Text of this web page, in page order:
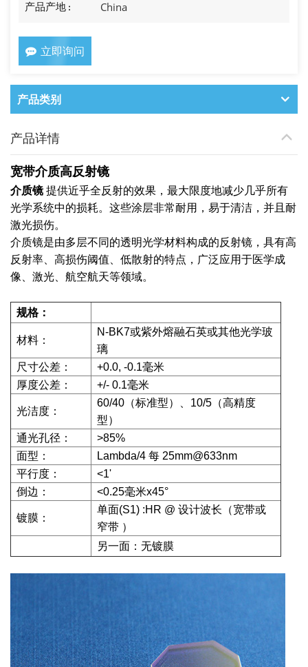
产品产地 : China
立即询问
产品类别
产品详情
宽带介质高反射镜
介质镜提供近乎全反射的效果，最大限度地减少几乎所有
光学系统中的损耗。这些涂层非常耐用，易于清洁，并且耐
激光损伤。
介质镜是由多层不同的透明光学材料构成的反射镜，具有高
反射率、高损伤阈值、低散射的特点，广泛应用于医学成
像、激光、航空航天等领域。
规格：
材料：
N-BK7或紫外熔融石英或其他光学玻
璃
尺寸公差：
+0.0, -0.1毫米
厚度公差：
+/- 0.1毫米
光洁度：
60/40（标准型）、10/5（高精度
型）
通光孔径：
>85%
面型：
Lambda/4 每 25mm@633nm
平行度：
<1'
倒边：
<0.25毫米x45°
镀膜：
单面(S1) :HR @ 设计波长 （宽带或
窄带 ）
另一面：无镀膜